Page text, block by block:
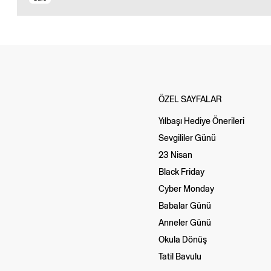
ÖZEL SAYFALAR
Yılbaşı Hediye Önerileri
Sevgililer Günü
23 Nisan
Black Friday
Cyber Monday
Babalar Günü
Anneler Günü
Okula Dönüş
Tatil Bavulu